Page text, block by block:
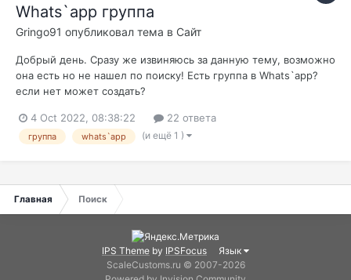
Whats`app группа
Gringo91 опубликовал тема в Сайт
Добрый день. Сразу же извиняюсь за данную тему, возможно
она есть но не нашел по поиску! Есть группа в Whats`app?
если нет может создать?
4 Oct 2022, 08:38:22 22 ответа
группа whats`app (и ещё 1 )
Главная Поиск
IPS Theme by IPSFocus
Язык
ScaleCustoms.ru © 2007-2026